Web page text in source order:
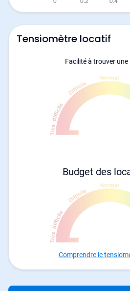
Tensiomètre locatif
Facilité à trouver
Budget des
Comprendre le